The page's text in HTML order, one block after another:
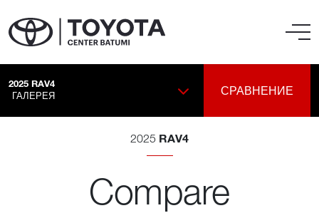
2025 RAV4
ГАЛЕРЕЯ
СРАВНЕНИЕ
2025 RAV4
Compare